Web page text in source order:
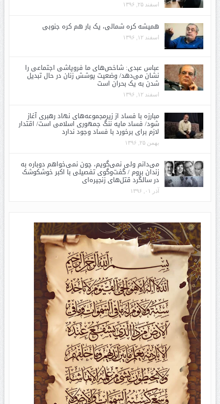
اسفند ۲۵, ۱۳۹۶
همیشه کره شمالی، یک بار هم کره جنوبی
اسفند ۱۲, ۱۳۹۶
عباس عبدی: شاخص‌های ما فروپاشی اجتماعی را
نشان می‌دهد/ وضعیت پوشش زنان در حال تبدیل
شدن به یک بحران است
اسفند ۱۲, ۱۳۹۶
مبارزه با فساد از زیرمجموعه‌های نهاد رهبری آغاز
شود/ فساد مایه ننگ جمهوری اسلامی است/ اقتدار
لازم برای برخورد با فساد وجود ندارد
بهمن ۲۵, ۱۳۹۶
می‌دانم ولی نمی‌گویم، چون نمی‌خواهم دوباره به
زندان بروم / گفت‌وگوی تفصیلی با اکبر خوشکوشک
در سالگرد قتل‌های زنجیره‌ای
آذر ۰۱, ۱۳۹۶